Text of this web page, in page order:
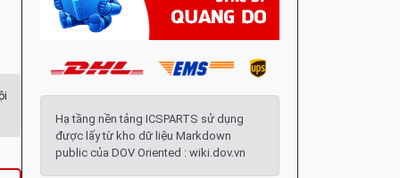
Hạ tầng nền tảng ICSPARTS sử dụng
được lấy từ kho dữ liệu Markdown
public của DOV Oriented : wiki.dov.vn